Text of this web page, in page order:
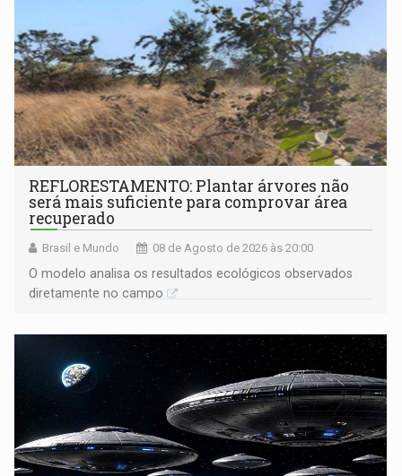
REFLORESTAMENTO: Plantar árvores não
será mais suficiente para comprovar área
recuperado
Brasil e Mundo 08 de Agosto de 2026 às 20:00
O modelo analisa os resultados ecológicos observados
diretamente no campo